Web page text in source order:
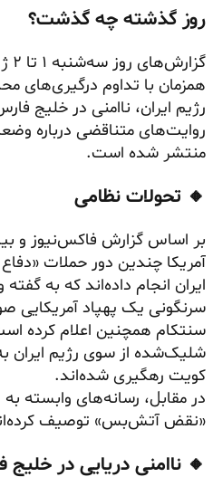
روز گذشته چه گذشت؟
همزمان با تداوم درگیری‌های
رژیم ایران، ناامنی در خلیج
روایت‌های متناقضی درباره
منتشر شده است.
🔸 تحولات نظامی
بر اساس گزارش فاکس‌نیوز و
آمریکا چندین دور حملات
ایران انجام داده‌اند که به
سرنگونی یک پهپاد آمریکایی
سنتکام همچنین اعلام کرده
شلیک‌شده از سوی رژیم ایران
کویت رهگیری شده‌اند.
در مقابل، رسانه‌های وابسته به
«نقض آتش‌بس» توصیف
🔸 ناامنی دریایی در